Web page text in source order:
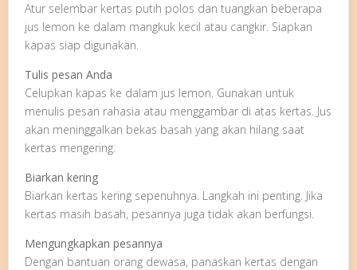
Atur selembar kertas putih polos dan tuangkan beberapa
jus lemon ke dalam mangkuk kecil atau cangkir. Siapkan
kapas siap digunakan.
Tulis pesan Anda
Celupkan kapas ke dalam jus lemon. Gunakan untuk
menulis pesan rahasia atau menggambar di atas kertas. Jus
akan meninggalkan bekas basah yang akan hilang saat
kertas mengering.
Biarkan kering
Biarkan kertas kering sepenuhnya. Langkah ini penting. Jika
kertas masih basah, pesannya juga tidak akan berfungsi.
Mengungkapkan pesannya
Dengan bantuan orang dewasa, panaskan kertas dengan